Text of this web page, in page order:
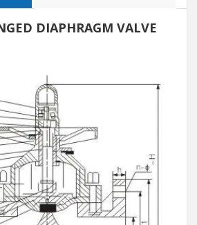
DIAPHRAGM VALVE